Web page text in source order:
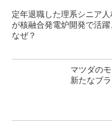
定年退職した理系シニア人
が核融合発電炉開発で活躍
なぜ？
マツダの
新たなブ